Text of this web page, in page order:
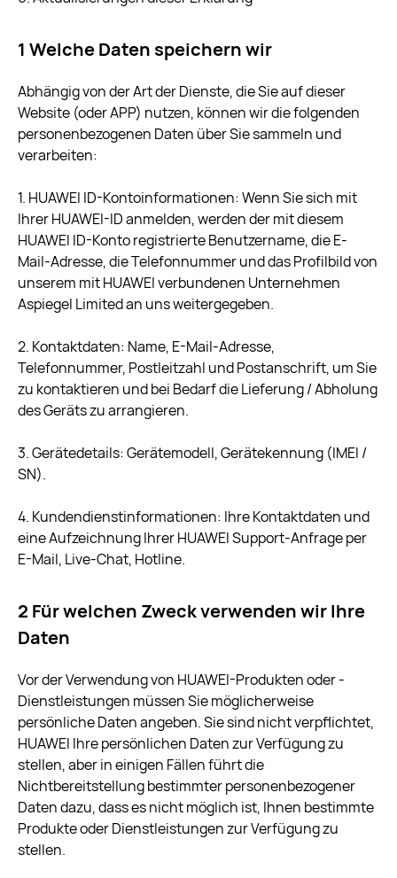
1 Welche Daten speichern wir
Abhängig von der Art der Dienste, die Sie auf dieser
Website (oder APP) nutzen, können wir die folgenden
personenbezogenen Daten über Sie sammeln und
verarbeiten:
1. HUAWEI ID-Kontoinformationen: Wenn Sie sich mit
Ihrer HUAWEI-ID anmelden, werden der mit diesem
HUAWEI ID-Konto registrierte Benutzername, die E-
Mail-Adresse, die Telefonnummer und das Profilbild von
unserem mit HUAWEI verbundenen Unternehmen
Aspiegel Limited an uns weitergegeben.
2. Kontaktdaten: Name, E-Mail-Adresse,
Telefonnummer, Postleitzahl und Postanschrift, um Sie
zu kontaktieren und bei Bedarf die Lieferung / Abholung
des Geräts zu arrangieren.
3. Gerätedetails: Gerätemodell, Gerätekennung (IMEI /
SN).
4. Kundendienstinformationen: Ihre Kontaktdaten und
eine Aufzeichnung Ihrer HUAWEI Support-Anfrage per
E-Mail, Live-Chat, Hotline.
2 Für welchen Zweck verwenden wir Ihre
Daten
Vor der Verwendung von HUAWEI-Produkten oder -
Dienstleistungen müssen Sie möglicherweise
persönliche Daten angeben. Sie sind nicht verpflichtet,
HUAWEI Ihre persönlichen Daten zur Verfügung zu
stellen, aber in einigen Fällen führt die
Nichtbereitstellung bestimmter personenbezogener
Daten dazu, dass es nicht möglich ist, Ihnen bestimmte
Produkte oder Dienstleistungen zur Verfügung zu
stellen.